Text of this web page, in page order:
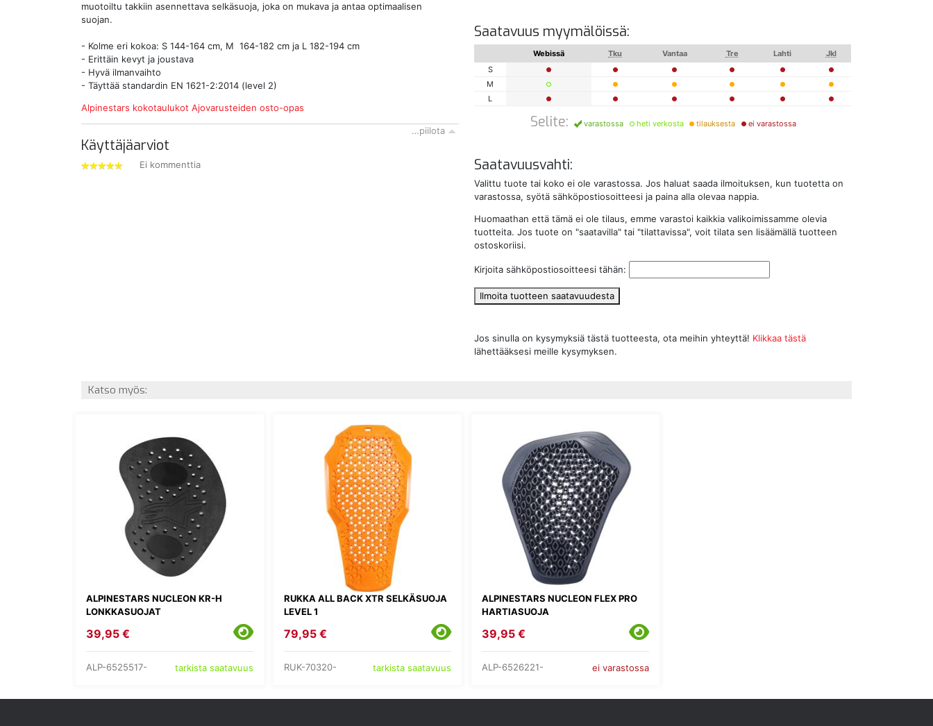
Saatavuus myymälöissä:
Webissä Tku Vantaa Tre Lahti
Jkl
S
M
L
Selite: varastossa heti verkosta tilauksesta ei varastossa
Saatavuusvahti:
Valittu tuote tai koko ei ole varastossa. Jos haluat saada ilmoituksen, kun tuotetta on
varastossa, syötä sähköpostiosoitteesi ja paina alla olevaa nappia.
Huomaathan että tämä ei ole tilaus, emme varastoi kaikkia valikoimissamme olevia
tuotteita. Jos tuote on "saatavilla" tai "tilattavissa", voit tilata sen lisäämällä tuotteen
ostoskoriisi.
Kirjoita sähköpostiosoitteesi tähän:
Ilmoita tuotteen saatavuudesta
Jos sinulla on kysymyksiä tästä tuotteesta, ota meihin yhteyttä! Klikkaa tästä
lähettääksesi meille kysymyksen.
muotoiltu takkiin asennettava selkäsuoja, joka on mukava ja antaa optimaalisen
suojan.
- Kolme eri kokoa: S 144-164 cm, M 164-182 cm ja L 182-194 cm
- Erittäin kevyt ja joustava
- Hyvä ilmanvaihto
- Täyttää standardin EN 1621-2:2014 (level 2)
Alpinestars kokotaulukot Ajovarusteiden osto-opas
…piilota
Käyttäjäarviot
Ei kommenttia
Katso myös:
ALPINESTARS NUCLEON KR-H
LONKKASUOJAT
39,95 €
ALP-6525517- tarkista saatavuus
RUKKA ALL BACK XTR SELKÄSUOJA
LEVEL 1
79,95 €
RUK-70320- tarkista saatavuus
ALPINESTARS NUCLEON FLEX PRO
HARTIASUOJA
39,95 €
ALP-6526221- ei varastossa